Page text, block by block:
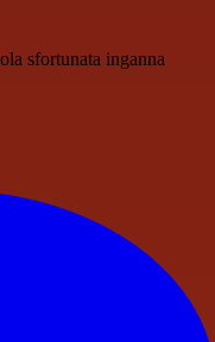
sfortunata inganna